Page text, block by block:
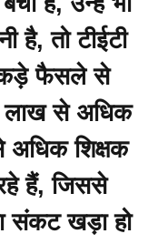
है, तो टीईटी
कड़े फैसले से
से अधिक
शिक्षक
रहे हैं, जिससे
संकट खड़ा हो